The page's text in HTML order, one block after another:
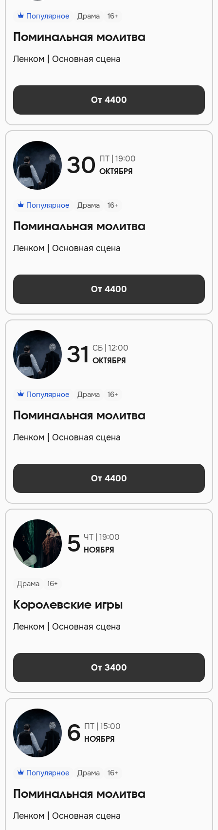
Популярное Драма 16+
Поминальная молитва
Ленком | Основная сцена
От 4400
30 ПТ | 19:00
ОКТЯБРЯ
Популярное Драма 16+
Поминальная молитва
Ленком | Основная сцена
От 4400
31 СБ | 12:00
ОКТЯБРЯ
Популярное Драма 16+
Поминальная молитва
Ленком | Основная сцена
От 4400
5 ЧТ | 19:00
НОЯБРЯ
Драма 16+
Королевские игры
Ленком | Основная сцена
От 3400
6 ПТ | 15:00
НОЯБРЯ
Популярное Драма 16+
Поминальная молитва
Ленком | Основная сцена